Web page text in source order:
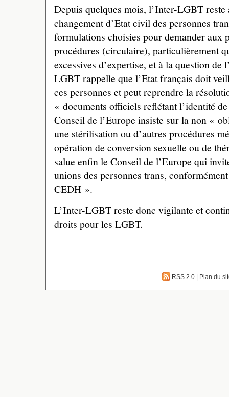
Depuis quelques mois, l’Inter-LGBT reste
changement d’Etat civil des personnes
formulations choisies pour demander aux
procédures (circulaire), particulièrement
excessives d’expertise, et à la question
LGBT rappelle que l’Etat français doit
ces personnes et peut reprendre la
« documents officiels reflétant l’identité
Conseil de l’Europe insiste sur la non «
une stérilisation ou d’autres procédures
opération de conversion sexuelle ou de
salue enfin le Conseil de l’Europe qui
unions des personnes trans,
CEDH ».
L’Inter-LGBT reste donc vigilante et
droits pour les LGBT.
RSS 2.0 Plan du